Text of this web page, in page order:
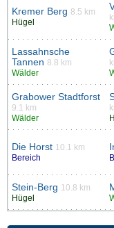
Kremer Berg 8.5 km
Hügel
Lassahnsche
Tannen 8.8 km
Wälder
Grabower Stadtforst
9.1 km
Wälder
Die Horst 10.1 km
Bereich
Stein-Berg 10.8 km
Hügel